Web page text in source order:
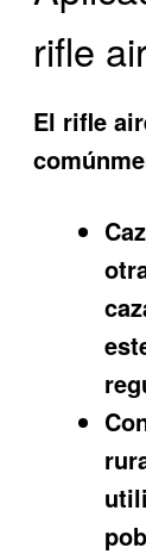
rifle
El rifle